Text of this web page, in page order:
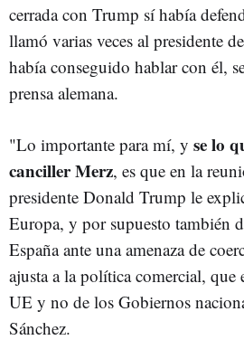
cerrada con Trump sí había
llamó varias veces al presidente
había conseguido hablar con él,
prensa alemana.
"Lo importante para mí, y se lo
canciller Merz, es que en la
presidente Donald Trump le
Europa, y por supuesto también
España ante una amenaza de
ajusta a la política comercial, que
UE y no de los Gobiernos
Sánchez.